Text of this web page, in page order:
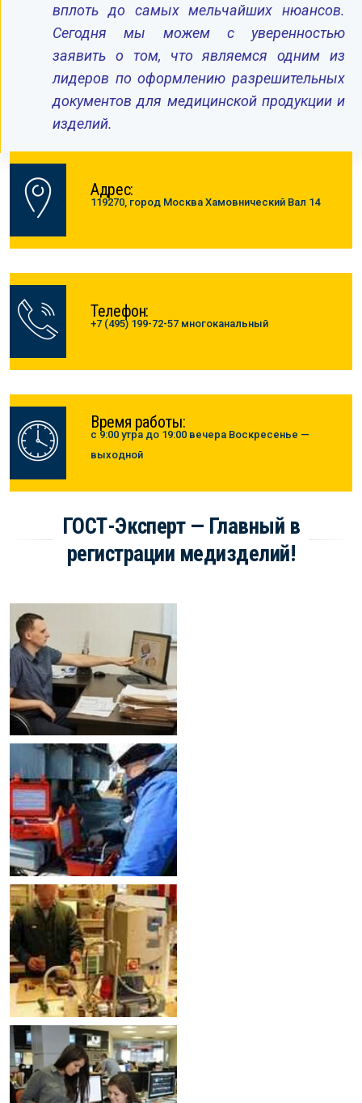
вплоть до самых мельчайших нюансов.
Сегодня мы можем с уверенностью
заявить о том, что являемся одним из
лидеров по оформлению разрешительных
документов для медицинской продукции и
изделий.
Адрес:
119270, город Москва Хамовнический Вал 14
Телефон:
+7 (495) 199-72-57 многоканальный
Время работы:
с 9:00 утра до 19:00 вечера Воскресенье —
выходной
ГОСТ-Эксперт — Главный в
регистрации медизделий!